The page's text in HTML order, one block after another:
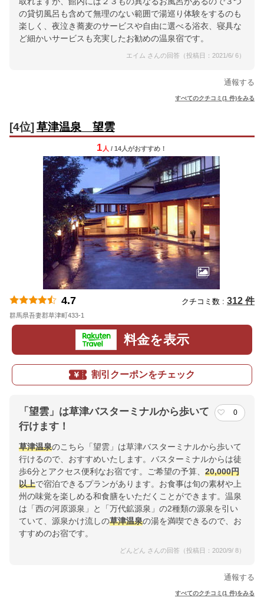
の貸切風呂も含めて無理のない範囲で湯巡り体験をするのも
楽しく、夜泣き蕎麦のサービスや自由に選べる浴衣、寝具な
ど細かいサービスも充実したお勧めの温泉宿です。
エイム さんの回答（投稿日：2021/6/ 6）
通報する
すべてのクチコミ(1 件)をみる
[4位] 草津温泉 望雲
1 人 / 14人がおすすめ！
4.7 クチコミ数 : 312 件
群馬県吾妻郡草津町433-1
料金を表示
割引クーポンをチェック
「望雲」は草津バスターミナルから歩いて
行けます！
0
草津温泉のこちら「望雲」は草津バスターミナルから歩いて
行けるので、おすすめいたします。バスターミナルからは徒
歩6分とアクセス便利なお宿です。ご希望の予算、 20,000円
以上で宿泊できるプランがあります。お食事は旬の素材や上
州の味覚を楽しめる和食膳をいただくことができます。温泉
は「西の河原源泉」と「万代鉱源泉」の2種類の源泉を引い
ていて、源泉かけ流しの草津温泉の湯を満喫できるので、お
すすめのお宿です。
どんどん さんの回答（投稿日：2020/9/ 8）
通報する
すべてのクチコミ(1 件)をみる